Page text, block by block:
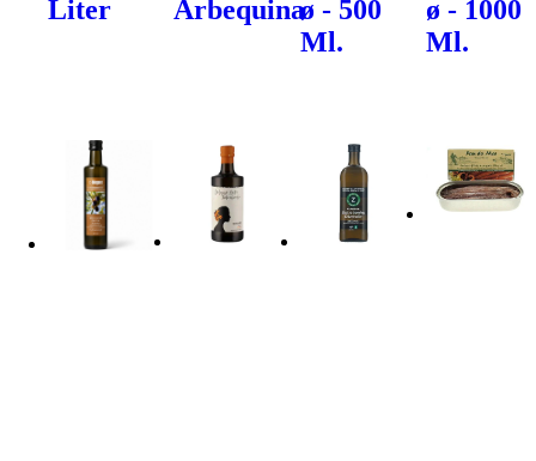
Liter
Arbequinaø - 500
Ml.
ø - 1000
Ml.